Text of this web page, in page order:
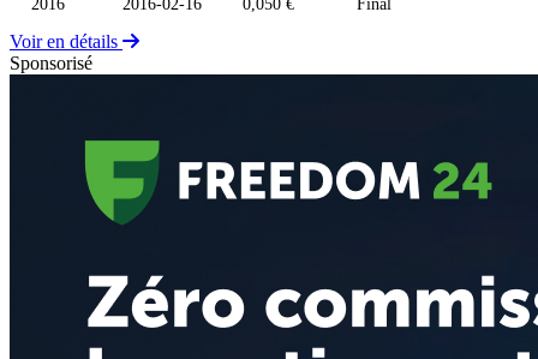
2016 2016-02-16 0,050 € Final
Voir en détails
Sponsorisé